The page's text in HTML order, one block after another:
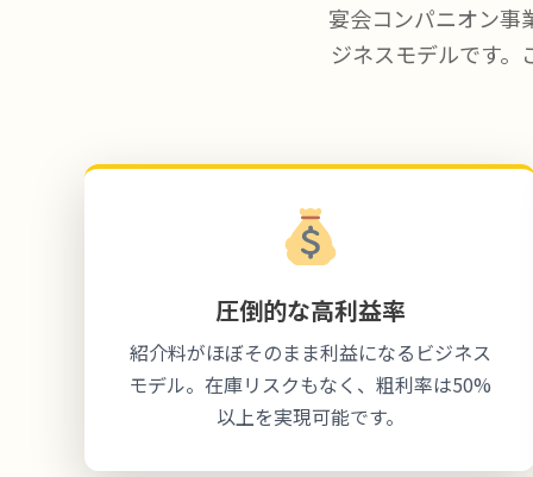
宴会コンパニオン事
ジネスモデルです
圧倒的な高利益率
紹介料がほぼそのまま利益になるビジネス
モデル。在庫リスクもなく、粗利率は50%
以上を実現可能です。